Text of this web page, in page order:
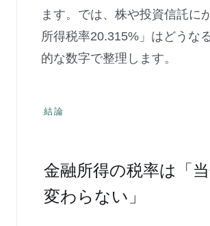
ます。では、株や投資信託に
所得税率20.315%」はどうな
的な数字で整理します。
結論
金融所得の税率は「当
変わらない」